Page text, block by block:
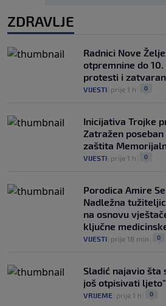
ZDRAVLJE
Radnici Nove
otpremnine do
protesti i
VIJESTI prije 1 h 0
Inicijativa Trojke
Zatražen
zaštita
VIJESTI prije 1 h 0
Porodica Amire
Nadležna
na osnovu
ključne
VIJESTI prije 18 min 0
Sladić najavio šta
još otpisivati ljeto"
VRIJEME prije 1 h 0